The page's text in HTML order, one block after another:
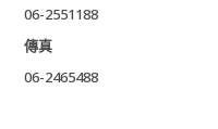
06-2551188
傳真
06-2465488